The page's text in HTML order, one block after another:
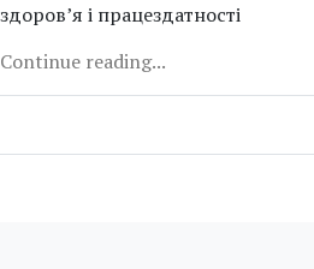
здоров’я і працездатності
Continue reading...